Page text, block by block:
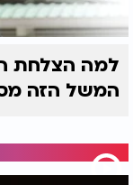
למה הצלחת
המשל הזה